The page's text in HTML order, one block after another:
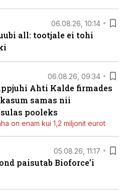
06.08.26, 10:14
all: tootjale ei tohi
06.08.26, 09:34
Ahti Kalde firmades
samas nii
pooleks
on enam kui 1,2 miljonit eurot
05.08.26, 11:17
paisutab Bioforce’i